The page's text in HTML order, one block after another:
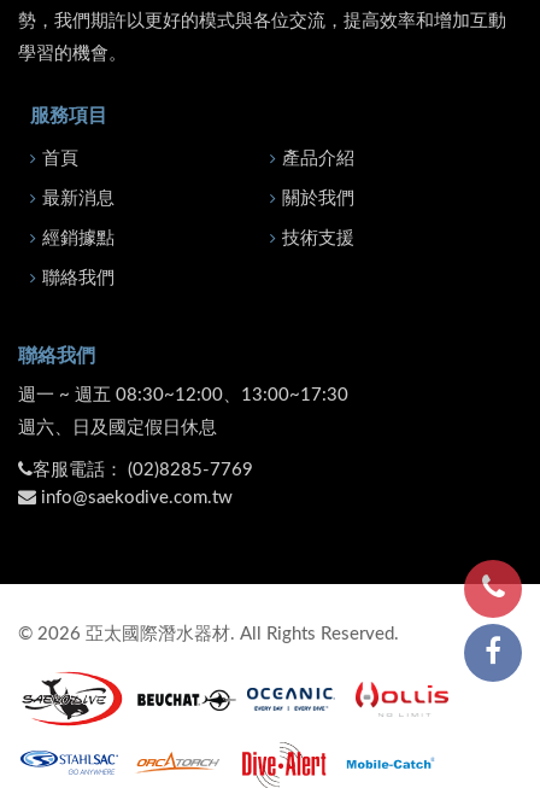
勢，我們期許以更好的模式與各位交流，提高效率和增加互動
學習的機會。
服務項目
首頁 產品介紹
最新消息 關於我們
經銷據點 技術支援
聯絡我們
聯絡我們
週一 ~ 週五 08:30~12:00、13:00~17:30
週六、日及國定假日休息
客服電話： (02)8285-7769
info@saekodive.com.tw
© 2026 亞太國際潛水器材. All Rights Reserved.